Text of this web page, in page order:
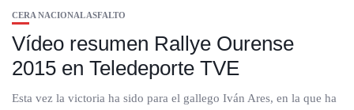
CERA NACIONAL ASFALTO
Vídeo resumen Rallye Ourense
2015 en Teledeporte TVE
Esta vez la victoria ha sido para el gallego Iván Ares, en la que ha